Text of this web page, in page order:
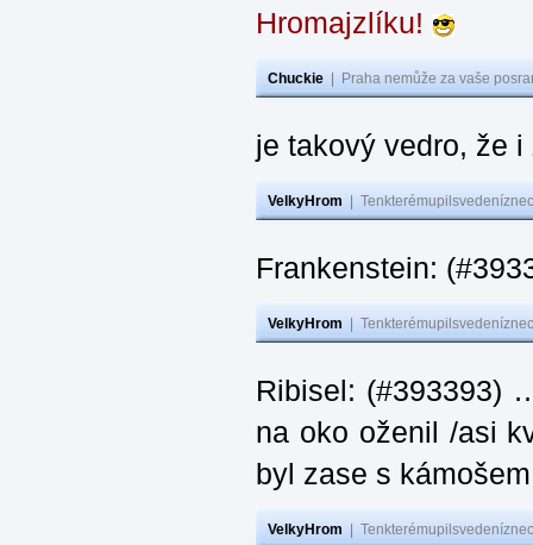
Hromajzlíku!
Chuckie Praha nemůže za vaše
je takový vedro, že
VelkyHrom
Frankenstein:
VelkyHrom
Ribisel: (#393393)
na oko oženil /asi
byl zase s
VelkyHrom